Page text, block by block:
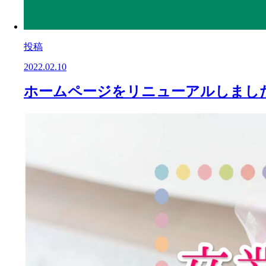
投稿
2022.02.10
ホームページをリニューアルしまし